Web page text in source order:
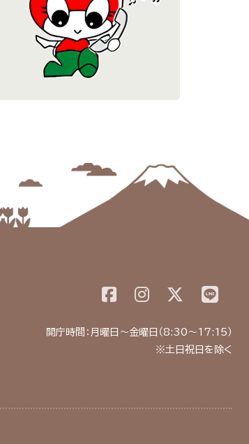
開庁時間：月曜日～金曜日（8:30～17:15）
※土日祝日を除く